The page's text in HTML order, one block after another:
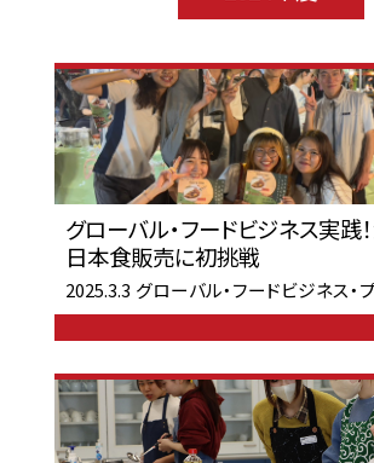
グローバル・フードビジネス実践
日本食販売に初挑戦
2025.3.3 グローバル・フードビジネス・